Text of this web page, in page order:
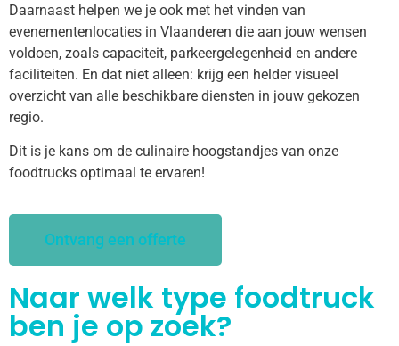
Daarnaast helpen we je ook met het vinden van
evenementenlocaties in Vlaanderen die aan jouw wensen
voldoen, zoals capaciteit, parkeergelegenheid en andere
faciliteiten. En dat niet alleen: krijg een helder visueel
overzicht van alle beschikbare diensten in jouw gekozen
regio.
Dit is je kans om de culinaire hoogstandjes van onze
foodtrucks optimaal te ervaren!
Ontvang een offerte
Naar welk type foodtruck
ben je op zoek?